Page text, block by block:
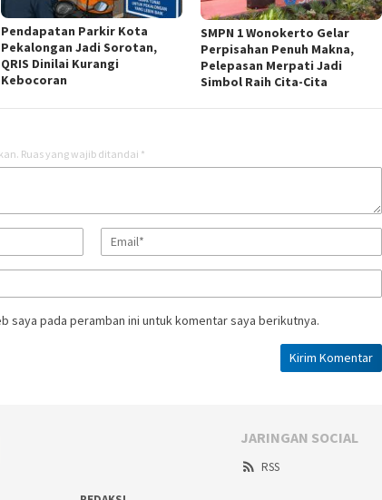
Pendapatan Parkir Kota
Pekalongan Jadi Sorotan,
QRIS Dinilai Kurangi
Kebocoran
SMPN 1 Wonokerto Gelar
Perpisahan Penuh Makna,
Pelepasan Merpati Jadi
Simbol Raih Cita-Cita
Ruas yang wajib ditandai *
saya pada peramban ini untuk komentar saya berikutnya.
JARINGAN SOCIAL
RSS